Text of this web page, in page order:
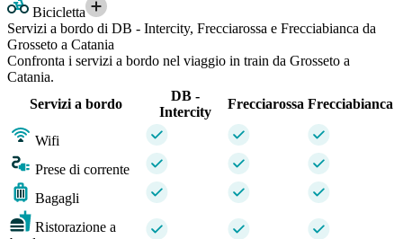
Bicicletta
Servizi a bordo di DB - Intercity, Frecciarossa e Frecciabianca da
Grosseto a Catania
Confronta i servizi a bordo nel viaggio in train da Grosseto a
Catania.
Servizi a bordo
DB -
Intercity
Frecciarossa Frecciabianca
Wifi
Prese di corrente
Bagagli
Ristorazione a